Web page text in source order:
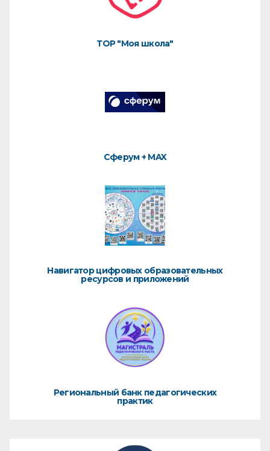
ТОР "Моя школа"
Сферум + MAX
Навигатор цифровых образовательных
ресурсов и приложений
Региональный банк педагогических
практик